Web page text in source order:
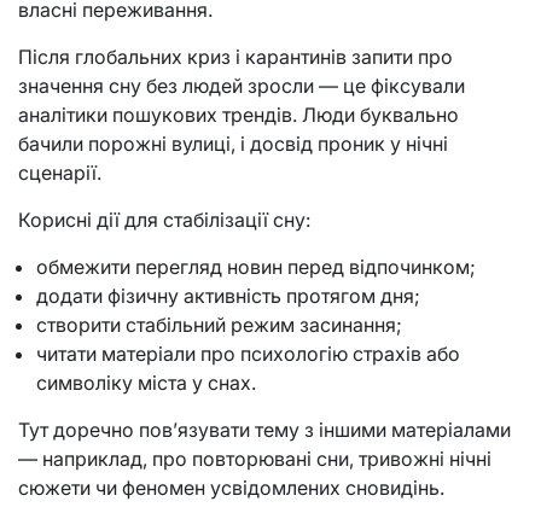
власні переживання.
Після глобальних криз і карантинів запити про
значення сну без людей зросли — це фіксували
аналітики пошукових трендів. Люди буквально
бачили порожні вулиці, і досвід проник у нічні
сценарії.
Корисні дії для стабілізації сну:
обмежити перегляд новин перед відпочинком;
додати фізичну активність протягом дня;
створити стабільний режим засинання;
читати матеріали про психологію страхів або
символіку міста у снах.
Тут доречно пов’язувати тему з іншими матеріалами
— наприклад, про повторювані сни, тривожні нічні
сюжети чи феномен усвідомлених сновидінь.